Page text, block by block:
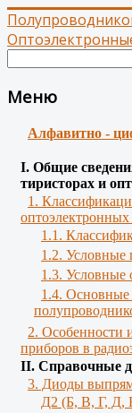
Меню
Алфавитно -
І. Общие
тиристорах и
1.
1.1.
1.2. Условные
1.3. Условные
1.4. Основные
2. Особенности
приборов в
II. Справочные
3. Диоды
Д2 (Б, В, Г,